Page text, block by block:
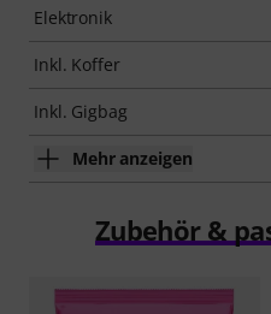
Elektronik
Inkl. Koffer
Inkl. Gigbag
Mehr anzeigen
Zubehör &